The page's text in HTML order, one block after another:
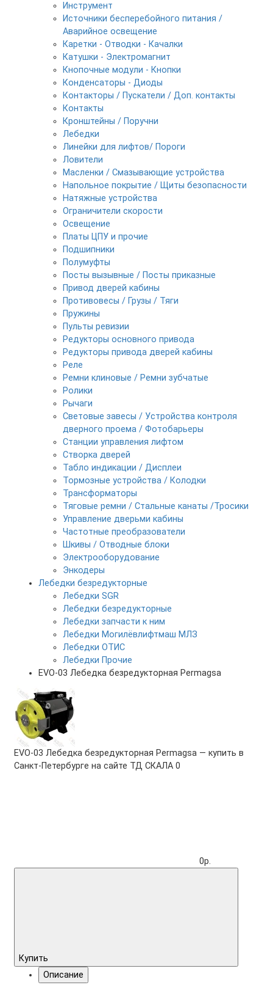
Инструмент
Источники бесперебойного питания /
Аварийное освещение
Каретки - Отводки - Качалки
Катушки - Электромагнит
Кнопочные модули - Кнопки
Конденсаторы - Диоды
Контакторы / Пускатели / Доп. контакты
Контакты
Кронштейны / Поручни
Лебедки
Линейки для лифтов/ Пороги
Ловители
Масленки / Смазывающие устройства
Напольное покрытие / Щиты безопасности
Натяжные устройства
Ограничители скорости
Освещение
Платы ЦПУ и прочие
Подшипники
Полумуфты
Посты вызывные / Посты приказные
Привод дверей кабины
Противовесы / Грузы / Тяги
Пружины
Пульты ревизии
Редукторы основного привода
Редукторы привода дверей кабины
Реле
Ремни клиновые / Ремни зубчатые
Ролики
Рычаги
Световые завесы / Устройства контроля
дверного проема / Фотобарьеры
Станции управления лифтом
Створка дверей
Табло индикации / Дисплеи
Тормозные устройства / Колодки
Трансформаторы
Тяговые ремни / Стальные канаты /Тросики
Управление дверьми кабины
Частотные преобразователи
Шкивы / Отводные блоки
Электрооборудование
Энкодеры
Лебедки безредукторные
Лебедки SGR
Лебедки безредукторные
Лебедки запчасти к ним
Лебедки Могилёвлифтмаш МЛЗ
Лебедки ОТИС
Лебедки Прочие
EVO-03 Лебедка безредукторная Permagsa
EVO-03 Лебедка безредукторная Permagsa — купить в
Санкт-Петербурге на сайте ТД СКАЛА 0
0р.
Купить
Описание